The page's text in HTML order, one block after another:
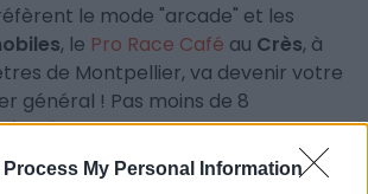
Process My Personal Information
le mode "arcade" et les
, le Pro Race Café au Crès, à
de Montpellier, va devenir votre
général ! Pas moins de 8
sont disponibles. Pour
pas, lePro Race Caféest aussi un
sert d'excellents burgers maison,